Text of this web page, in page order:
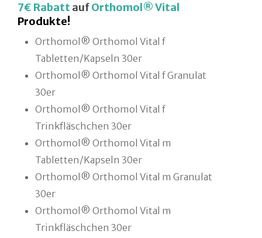
7€ RabattaufOrthomol® Vital
Produkte!
Orthomol® Orthomol Vital f
Tabletten/Kapseln 30er
Orthomol® Orthomol Vital f Granulat
30er
Orthomol® Orthomol Vital f
Trinkfläschchen 30er
Orthomol® Orthomol Vital m
Tabletten/Kapseln 30er
Orthomol® Orthomol Vital m Granulat
30er
Orthomol® Orthomol Vital m
Trinkfläschchen 30er